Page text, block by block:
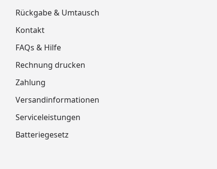
Rückgabe & Umtausch
Kontakt
FAQs & Hilfe
Rechnung drucken
Zahlung
Versandinformationen
Serviceleistungen
Batteriegesetz